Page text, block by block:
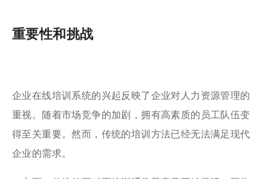
重要性和挑战
企业在线培训系统的兴起反映了企业对人力资源管理的
重视。随着市场竞争的加剧，拥有高素质的员工队伍变
得至关重要。然而，传统的培训方法已经无法满足现代
企业的需求。